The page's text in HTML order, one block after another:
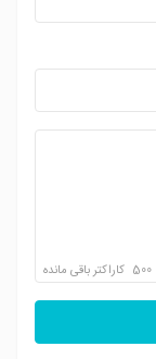
500 کاراکتر باقی مانده